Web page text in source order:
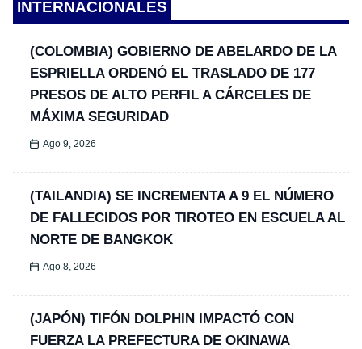
INTERNACIONALES
(COLOMBIA) GOBIERNO DE ABELARDO DE LA
ESPRIELLA ORDENÓ EL TRASLADO DE 177
PRESOS DE ALTO PERFIL A CÁRCELES DE
MÁXIMA SEGURIDAD
Ago 9, 2026
(TAILANDIA) SE INCREMENTA A 9 EL NÚMERO
DE FALLECIDOS POR TIROTEO EN ESCUELA AL
NORTE DE BANGKOK
Ago 8, 2026
(JAPÓN) TIFÓN DOLPHIN IMPACTÓ CON
FUERZA LA PREFECTURA DE OKINAWA